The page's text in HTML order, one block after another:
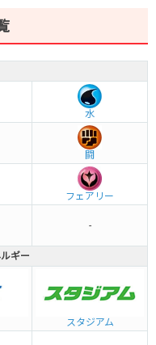
水
闘
フェアリー
-
ギー
スタジアム